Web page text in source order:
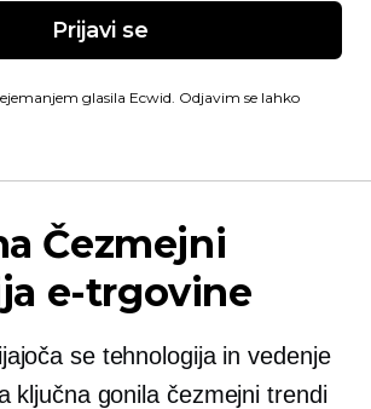
Prijavi se
glasila Ecwid. Odjavim se lahko
Čezmejni
e-trgovine
se tehnologija in vedenje
ključna gonila čezmejni trendi